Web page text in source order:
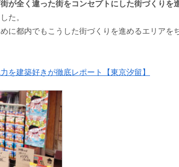
が全く違った街をコンセプトにした街づくりを
た。
に都内でもこうした街づくりを進めるエリアを
を建築好きが徹底レポート【東京汐留】